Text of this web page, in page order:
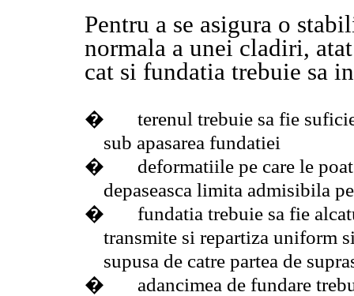
Pentru a se asigura o
normala a unei cladiri,
cat si fundatia trebuie sa
�
terenul trebuie sa fie
sub apasarea fundatiei
�
deformatiile pe care le
depaseasca limita admisibila
�
fundatia trebuie sa fie
transmite si repartiza uniform
supusa de catre partea de
�
adancimea de fundare